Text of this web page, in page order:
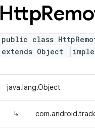
Http
public class
extends Object
java.lang.Object
↳